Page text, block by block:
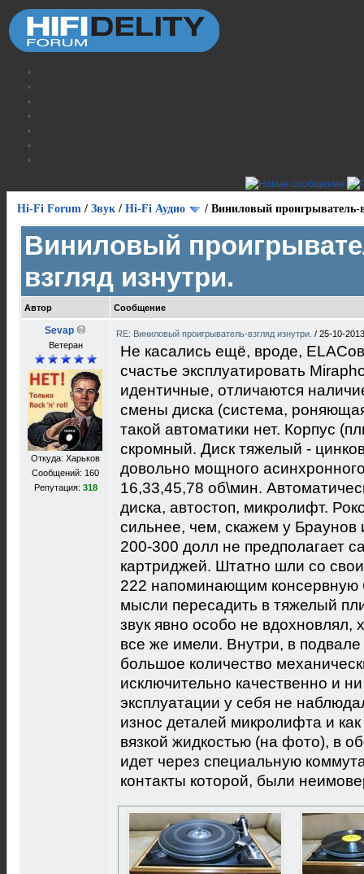
Hi-Fi Forum / Звук / Hi-Fi Аудио / Виниловый проигрыватель-
Виниловый
взгляд изнутри.
Автор Сообщение
Sevap
Ветеран
Откуда: Харьков
Сообщений: 160
Репутация: 318
RE: Виниловый проигрыватель-взгляд изнутри. / 25-10-
Не касались ещё, вроде,
счастье эксплуатировать
идентичные, отличаются
смены диска (система,
такой автоматики нет. Корпус
скромный. Диск тяжелый -
довольно мощного
16,33,45,78 об\мин.
диска, автостоп, микролифт.
сильнее, чем, скажем у Браунов
200-300 долл не предполагает
картриджей. Штатно шли со
222 напоминающим консервную
мысли пересадить в тяжелый
звук явно особо не вдохновлял,
все же имели. Внутри, в
большое количество
исключительно качественно и
эксплуатации у себя не
износ деталей микролифта и
вязкой жидкостью (на фото), в
идет через специальную
контакты которой, были